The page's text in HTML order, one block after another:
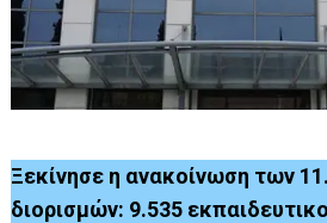
Ξεκίνησε η ανακοίνωση των
διορισμών: 9.535